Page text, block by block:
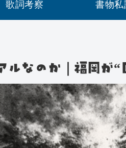
歌詞考察 書物私
ルなのか｜福岡が“